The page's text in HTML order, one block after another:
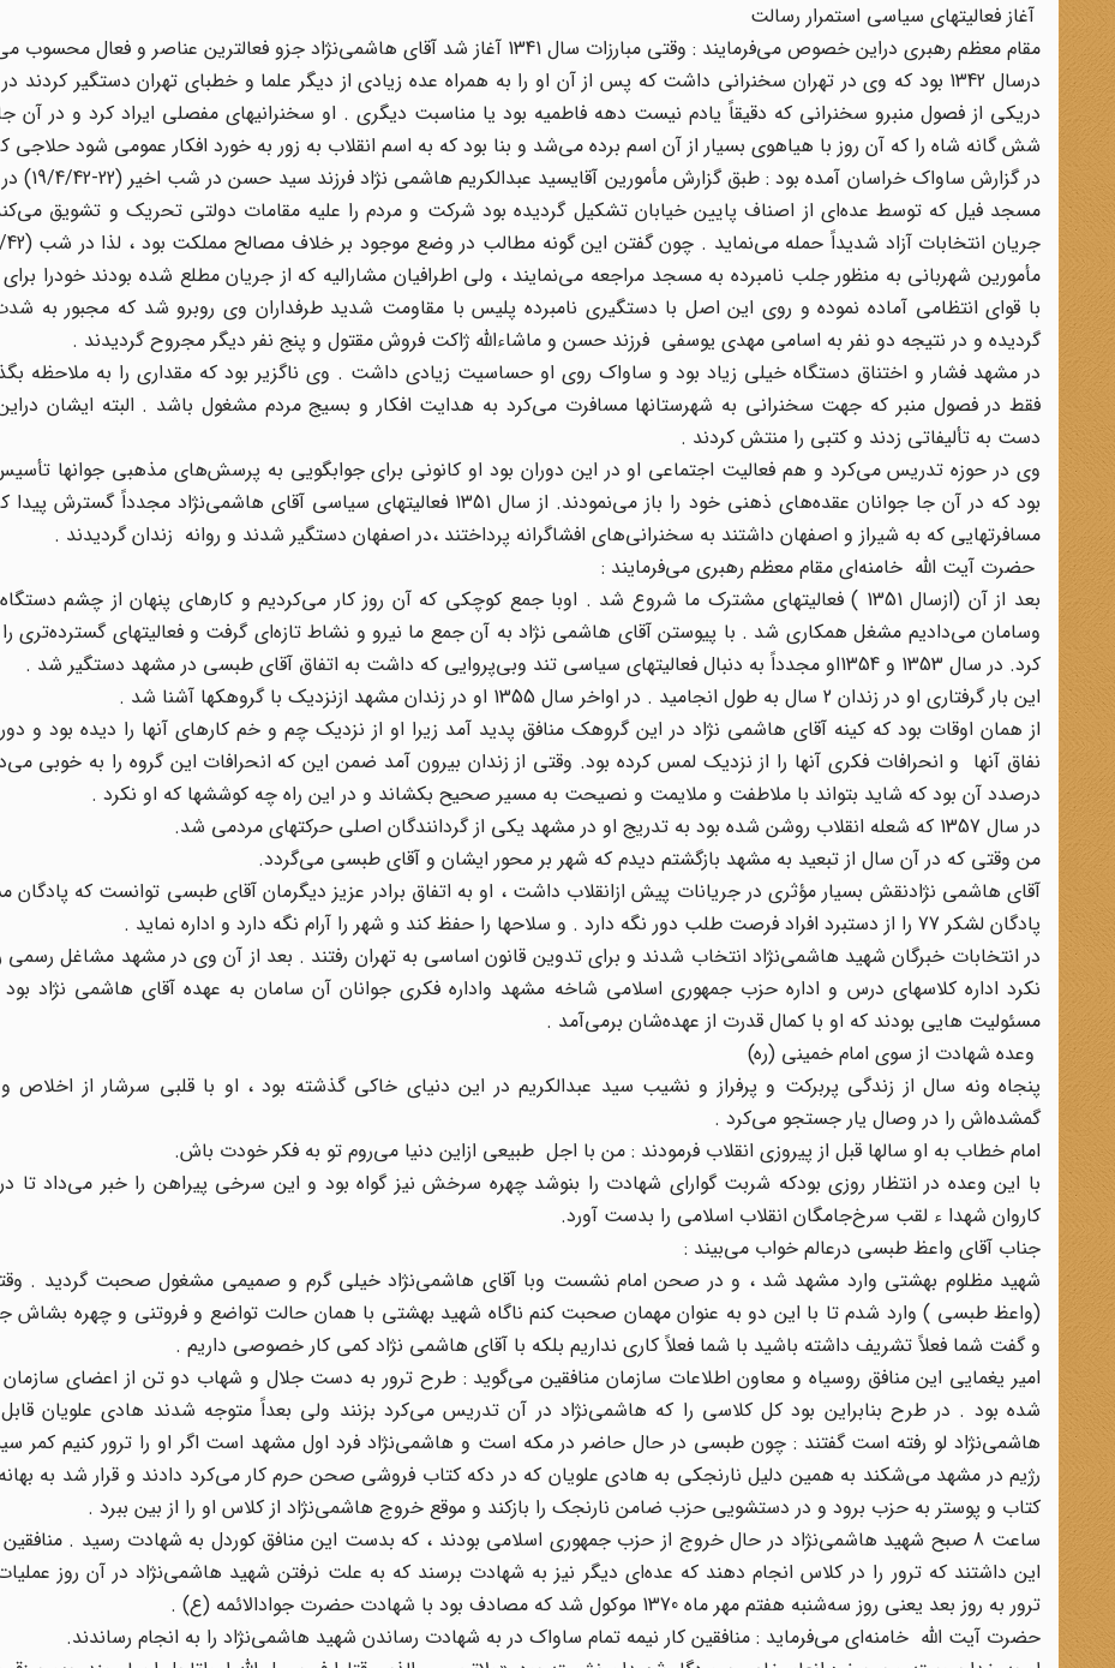
آغاز فعالیتهای سیاسی استمرار رسالت
مقام معظم رهبری دراین خصوص می‌فرمایند : وقتی مبارزات سال 1341 آغاز شد آقای هاشمی‌نژاد جزو فعالترین عناصر و فعال محسوب می‌شد .
درسال 1342 بود که وی در تهران سخنرانی داشت که پس از آن او را به همراه عده زیادی از دیگر علما و خطبای تهران دستگیر کردند
دریکی از فصول منبرو سخنرانی که دقیقاً یادم نیست دهه فاطمیه بود یا مناسبت دیگری . او سخنرانیهای مفصلی ایراد کرد و در آن
شش گانه شاه را که آن روز با هیاهوی بسیار از آن اسم برده می‌شد و بنا بود که به اسم انقلاب به زور به خورد افکار عمومی شود حلاجی
در گزارش ساواک خراسان آمده بود : طبق
مسجد فیل که توسط عده‌ای از اصناف پایین خیابان تشکیل گردیده بود شرکت و مردم را علیه مقامات دولتی تحریک و تشویق
مأمورین شهربانی به منظور جلب نامبرده به مسجد مراجعه می‌نمایند ، ولی اطرافیان مشارالیه که از جریان مطلع شده بودند خودرا برای
با قوای انتظامی آماده نموده و روی این اصل با دستگیری نامبرده پلیس با مقاومت شدید طرفداران وی روبرو شد که مجبور به
گردیده و در نتیجه دو نفر به اسامی مهدی یوسفی فرزند حسن و ماشاءالله ژاکت فروش مقتول و پنج نفر دیگر مجروح گردیدند .
در مشهد فشار و اختناق دستگاه خیلی زیاد بود و ساواک روی او حساسیت زیادی داشت . وی ناگزیر بود که مقداری را به ملاحظه
فقط در فصول منبر که جهت سخنرانی به شهرستانها مسافرت می‌کرد به هدایت افکار و بسیج مردم مشغول باشد . البته ایشان
دست به تألیفاتی زدند و کتبی را منتش کردند .
وی در حوزه تدریس می‌کرد و هم فعالیت اجتماعی او در این دوران بود او کانونی برای جوابگویی به پرسش‌های مذهبی جوانها
بود که در آن جا جوانان عقده‌های ذهنی خود را باز می‌نمودند. از سال 1351 فعالیتهای سیاسی آقای هاشمی‌نژاد مجدداً
مسافرتهایی که به شیراز و اصفهان داشتند به سخنرانی‌های افشاگرانه پرداختند ،‌در اصفهان دستگیر شدند و روانه زندان گردیدند .
حضرت آیت الله خامنه‌ای مقام معظم رهبری می‌فرمایند :
بعد از آن (ازسال 1351 ) فعالیتهای مشترک ما شروع شد . اوبا جمع کوچکی که آن روز کار می‌کردیم و کارهای پنهان از چشم
وسامان می‌دادیم مشغل همکاری شد . با پیوستن آقای هاشمی نژاد به آن جمع ما نیرو و نشاط تازه‌ای گرفت و فعالیتهای گسترده‌تری
کرد. در سال 1353 و 1354او مجدداً به دنبال فعالیتهای سیاسی تند وبی‌پروایی که داشت به اتفاق آقای طبسی در مشهد دستگیر شد .
این بار گرفتاری او در زندان 2 سال به طول انجامید . در اواخر سال 1355 او در زندان مشهد ازنزدیک با گروهکها آشنا شد .
از همان اوقات بود که کینه آقای هاشمی ‌نژاد در این گروهک منافق پدید آمد زیرا او از نزدیک چم و خم کارهای آنها را دیده بود و
نفاق آنها و انحرافات فکری آنها را از نزدیک لمس کرده بود. وقتی از زندان بیرون آمد ضمن این که انحرافات این گروه را به خوبی
درصدد آن بود که شاید بتواند با ملاطفت و ملایمت و نصیحت به مسیر صحیح بکشاند و در این راه چه کوششها که او نکرد .
در سال 1357 که شعله انقلاب روشن شده بود به تدریج او در مشهد یکی از گردانندگان اصلی حرکتهای مردمی شد.
من وقتی که در آن سال از تبعید به مشهد بازگشتم دیدم که شهر بر محور ایشان و آقای طبسی می‌گردد.
آقای هاشمی ‌نژادنقش بسیار مؤثری در جریانات پیش ازانقلاب داشت ، او به اتفاق برادر عزیز دیگرمان آقای طبسی توانست که پادگان
پادگان لشکر 77 را از دستبرد افراد فرصت طلب دور نگه دارد . و سلاحها را حفظ کند و شهر را آرام نگه دارد و اداره نماید .
در انتخابات خبرگان شهید هاشمی‌نژاد انتخاب شدند و برای تدوین قانون اساسی به تهران رفتند . بعد از آن وی در مشهد مشاغل رسمی
نکرد اداره کلاسهای درس و اداره حزب جمهوری اسلامی شاخه مشهد واداره فکری جوانان آن سامان به عهده آقای هاشمی نژاد بود
مسئولیت هایی بودند که او با کمال قدرت از عهده‌شان برمی‌آمد .
وعده شهادت از سوی امام خمینی (ره)
پنجاه ونه سال از زندگی پربرکت و پرفراز و نشیب سید عبدالکریم در این دنیای خاکی گذشته بود ، او با قلبی سرشار از اخلاص و
گمشده‌اش را در وصال یار جستجو می‌کرد .
امام خطاب به او سالها قبل از پیروزی انقلاب فرمودند : من با اجل طبیعی ازاین دنیا می‌روم تو به فکر خودت باش.
با این وعده در انتظار روزی بودکه شربت گوارای شهادت را بنوشد چهره سرخش نیز گواه بود و این سرخی پیراهن را خبر می‌داد تا
کاروان شهدا ء لقب سرخ‌جامگان انقلاب اسلامی را بدست آورد.
جناب آقای واعظ طبسی درعالم خواب می‌بیند :
شهید مظلوم بهشتی وارد مشهد شد ، و در صحن امام نشست وبا آقای هاشمی‌نژاد خیلی گرم و صمیمی مشغول صحبت گردید .
(واعظ طبسی ) وارد شدم تا با این دو به عنوان مهمان صحبت کنم ناگاه شهید بهشتی با همان حالت تواضع و فروتنی و چهره بشاش
و گفت شما فعلاً تشریف داشته باشید با شما فعلاً کاری نداریم بلکه با آقای هاشمی ‌نژاد کمی کار خصوصی داریم .
امیر یغمایی این منافق روسیاه و معاون اطلاعات سازمان منافقین می‌گوید : طرح ترور به دست جلال و شهاب دو تن از اعضای سازمان
شده بود . در طرح بنابراین بود کل کلاسی را که هاشمی‌نژاد در آن تدریس می‌کرد بزنند ولی بعداً متوجه شدند هادی علویان
هاشمی‌نژاد لو رفته است گفتند : چون طبسی در حال حاضر در مکه است و هاشمی‌نژاد فرد اول مشهد است اگر او را ترور کنیم کمر
رژیم در مشهد می‌شکند به همین دلیل نارنجکی به هادی علویان که در دکه کتاب فروشی صحن حرم کار می‌کرد دادند و قرار شد به
کتاب و پوستر به حزب برود و در دستشویی حزب ضامن نارنجک را بازکند و موقع خروج هاشمی‌نژاد از کلاس او را از بین ببرد .
ساعت 8 صبح شهید هاشمی‌نژاد در حال خروج از حزب جمهوری اسلامی بودند ، که بدست این منافق کوردل به شهادت رسید . منافقین
این داشتند که ترور را در کلاس انجام دهند که عده‌ای دیگر نیز به شهادت برسند که به علت نرفتن شهید هاشمی‌نژاد در آن روز
ترور به روز بعد یعنی روز سه‌شنبه هفتم مهر ماه 1370 موکول شد که مصادف بود با شهادت حضرت جوادالائمه (ع) .
حضرت آیت الله خامنه‌ای می‌فرماید : منافقین کار نیمه تمام ساواک در به شهادت رساندن شهید هاشمی‌نژاد را به انجام رساندند.